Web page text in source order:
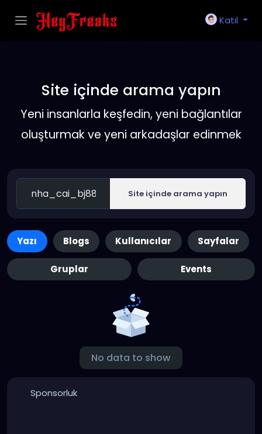
Katıl
Site içinde arama yapın
Yeni insanlarla keşfedin, yeni bağlantılar
oluşturmak ve yeni arkadaşlar edinmek
Site içinde arama yapın
Yazı Blogs Kullanıcılar Sayfalar
Gruplar Events
No data to show
Sponsorluk